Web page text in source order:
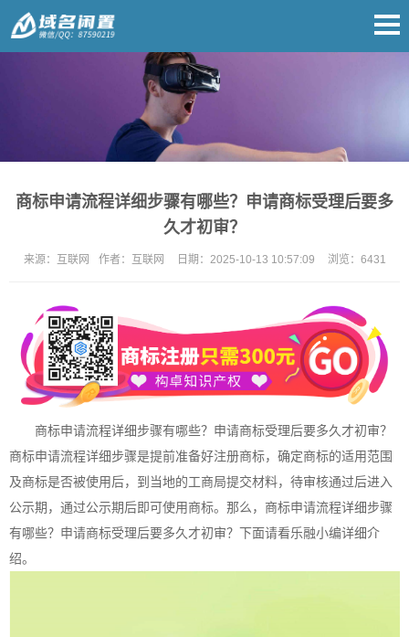
商标申请流程详细步骤有哪些？申请商标受理后要多
久才初审？
来源： 互联网 作者： 互联网 日期： 2025-10-13 10:57:09 浏览： 6431
商标申请流程详细步骤有哪些？申请商标受理后要多久才初审？
商标申请流程详细步骤是提前准备好注册商标，确定商标的适用范围
及商标是否被使用后，到当地的工商局提交材料，待审核通过后进入
公示期，通过公示期后即可使用商标。那么，商标申请流程详细步骤
有哪些？申请商标受理后要多久才初审？下面请看乐融小编详细介
绍。